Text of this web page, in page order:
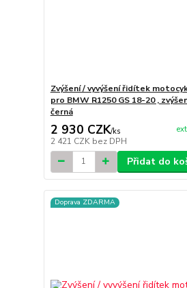
Zvýšení / vyvýšení řidítek
pro BMW R1250 GS 18-20 ,
černá
2 930 CZK/ks
2 421 CZK bez DPH
Přidat do
Doprava ZDARMA